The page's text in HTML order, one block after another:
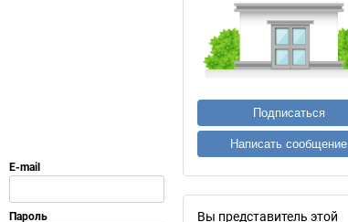
Подписаться
Написать сообщение
Вы представитель этой